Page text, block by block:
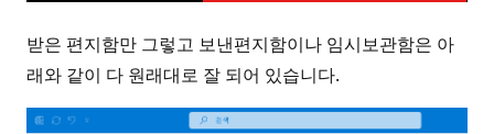
받은 편지함만 그렇고 보낸편지함이나 임시보관함은 아
래와 같이 다 원래대로 잘 되어 있습니다.